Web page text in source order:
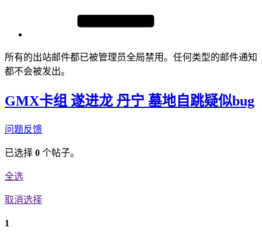
所有的出站邮件都已被管理员全局禁用。任何类型的邮件通知
都不会被发出。
GMX卡组 遂进龙 丹宁 墓地自跳疑似bug
问题反馈
已选择 0 个帖子。
全选
取消选择
1